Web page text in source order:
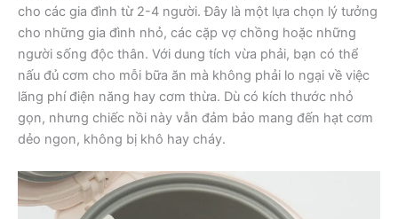
cho các gia đình từ 2-4 người. Đây là một lựa chọn lý tưởng
cho những gia đình nhỏ, các cặp vợ chồng hoặc những
người sống độc thân. Với dung tích vừa phải, bạn có thể
nấu đủ cơm cho mỗi bữa ăn mà không phải lo ngại về việc
lãng phí điện năng hay cơm thừa. Dù có kích thước nhỏ
gọn, nhưng chiếc nồi này vẫn đảm bảo mang đến hạt cơm
dẻo ngon, không bị khô hay cháy.